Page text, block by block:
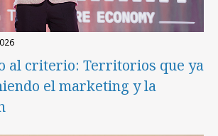
al criterio: Territorios que ya
el marketing y la